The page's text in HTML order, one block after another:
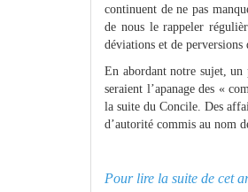
continuent de ne pas
de nous le rappeler
déviations et de
En abordant notre sujet, un
seraient l’apanage des «
la suite du Concile. Des
d’autorité commis au nom
Pour lire la suite de cet